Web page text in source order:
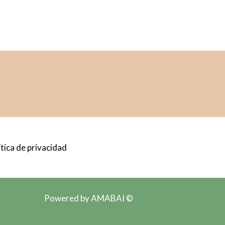
de privacidad
Powered by AMABAI ©